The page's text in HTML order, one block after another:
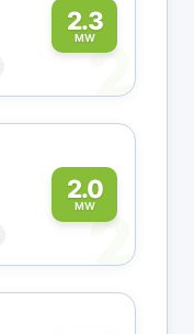
2.3
MW2
2.0
MW
2